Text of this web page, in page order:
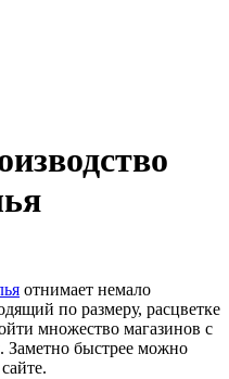
отнимает немало
по размеру, расцветке
множество магазинов с
быстрее можно